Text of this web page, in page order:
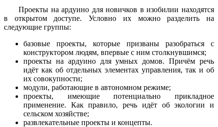
Проекты на ардуино для новичков в изобилии находятся
в открытом доступе. Условно их можно разделить на
следующие группы:
базовые проекты, которые призваны разобраться с
конструктором людям, впервые с ним столкнувшимся;
проекты на ардуино для умных домов. Причём речь
идёт как об отдельных элементах управления, так и об
их совокупности;
модули, работающие в автономном режиме;
проекты, имеющие потенциально прикладное
применение. Как правило, речь идёт об экологии и
сельском хозяйстве;
развлекательные проекты и концепты.